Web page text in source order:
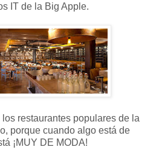
IT de la Big Apple.
restaurantes populares de la
porque cuando algo está de
¡MUY DE MODA!